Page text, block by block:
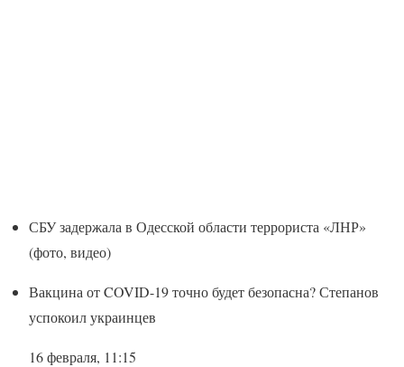
СБУ задержала в Одесской области террориста «ЛНР»
(фото, видео)
Вакцина от COVID-19 точно будет безопасна? Степанов
успокоил украинцев
16 февраля, 11:15